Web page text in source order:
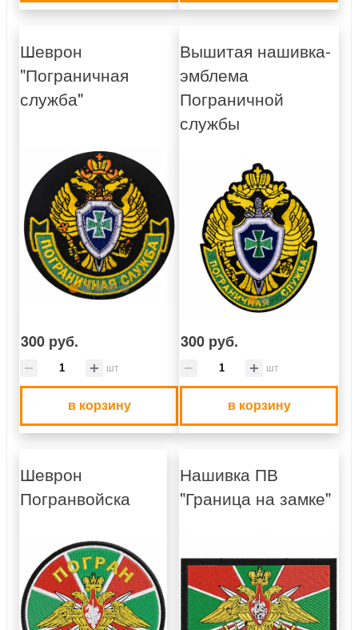
Шеврон
"Пограничная
служба"
300 руб.
шт
в корзину
Вышитая нашивка-
эмблема
Пограничной
службы
300 руб.
шт
в корзину
Шеврон
Погранвойска
Нашивка ПВ
"Граница на замке"